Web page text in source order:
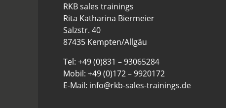
RKB sales trainings
Rita Katharina Biermeier
Salzstr. 40
87435 Kempten/Allgäu
Tel: +49 (0)831 – 93065284
Mobil: +49 (0)172 – 9920172
E-Mail: info@rkb-sales-trainings.de